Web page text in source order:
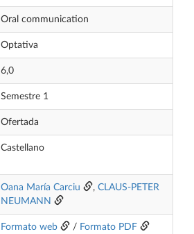
Oral communication
Optativa
6,0
Semestre 1
Ofertada
Castellano
Oana María Carciu , CLAUS-PETER
NEUMANN
Formato web / Formato PDF